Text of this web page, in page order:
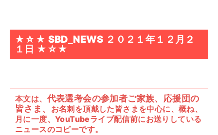
★☆★ SBD_NEWS ２０２１年１２月２
１日 ★☆★
本文は、 代表選考会の参加者ご家族、応援団の
皆さま、 お名刺を頂戴した皆さまを中心に、概ね、
月に一度、YouTubeライブ配信前にお送りしている
ニュースのコピーです。